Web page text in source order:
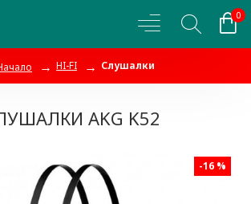
0
HI-FI Слушалки
AKG K52
-16 %